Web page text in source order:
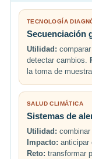
TECNOLOGÍA
Secuenciación
Utilidad:
detectar cambios.
la toma de
SALUD CLIMÁTICA
Sistemas de
Utilidad:
Impacto: anticipar
Reto: transformar